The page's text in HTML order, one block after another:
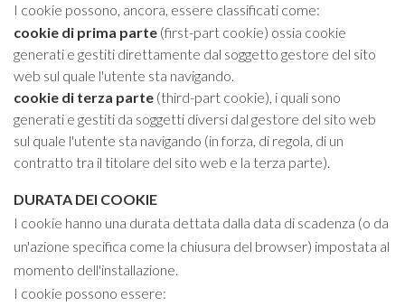
I cookie possono, ancora, essere classificati come:
cookie di prima parte (first-part cookie) ossia cookie
generati e gestiti direttamente dal soggetto gestore del sito
web sul quale l'utente sta navigando.
cookie di terza parte (third-part cookie), i quali sono
generati e gestiti da soggetti diversi dal gestore del sito web
sul quale l'utente sta navigando (in forza, di regola, di un
contratto tra il titolare del sito web e la terza parte).
DURATA DEI COOKIE
I cookie hanno una durata dettata dalla data di scadenza (o da
un'azione specifica come la chiusura del browser) impostata al
momento dell'installazione.
I cookie possono essere: